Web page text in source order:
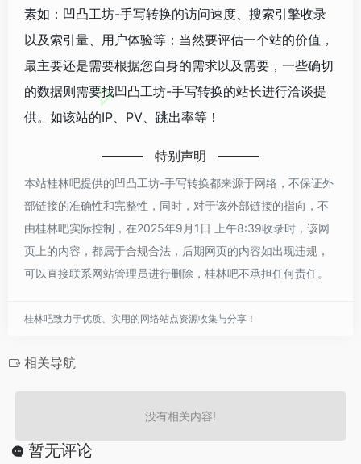
素如：凹凸工坊-手写转换的访问速度、搜索引擎收录
以及索引量、用户体验等；当然要评估一个站的价值，
最主要还是需要根据您自身的需求以及需要，一些确切
的数据则需要找凹凸工坊-手写转换的站长进行洽谈提
供。如该站的IP、PV、跳出率等！
特别声明
本站桂林吧提供的凹凸工坊-手写转换都来源于网络，不保证外
部链接的准确性和完整性，同时，对于该外部链接的指向，不
由桂林吧实际控制，在2025年9月1日 上午8:39收录时，该网
页上的内容，都属于合规合法，后期网页的内容如出现违规，
可以直接联系网站管理员进行删除，桂林吧不承担任何责任。
桂林吧致力于优质、实用的网络站点资源收集与分享！
相关导航
没有相关内容!
暂无评论